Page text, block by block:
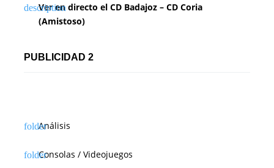
Ver en directo el CD Badajoz – CD Coria
(Amistoso)
PUBLICIDAD 2
Análisis
Consolas / Videojuegos